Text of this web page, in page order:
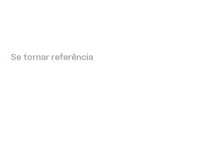
Se tornar referência